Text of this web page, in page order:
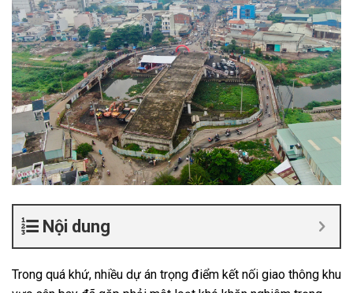
Nội dung
Trong quá khứ, nhiều dự án trọng điểm kết nối giao thông khu